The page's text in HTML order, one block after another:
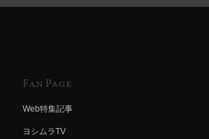
Fan Page
Web特集記事
ヨシムラTV